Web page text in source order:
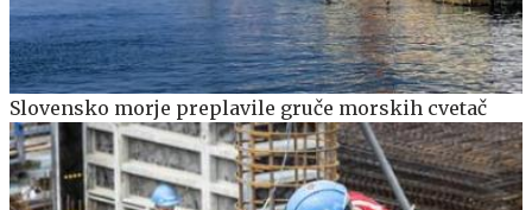
Slovensko morje preplavile gruče morskih cvetač